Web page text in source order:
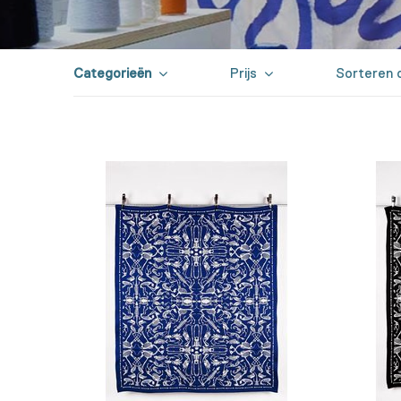
Categorieën Prijs Sorteren